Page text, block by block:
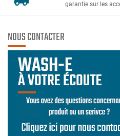
garantie sur les
NOUS CONTACTER